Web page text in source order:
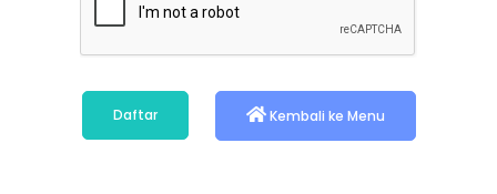
Daftar Kembali ke Menu